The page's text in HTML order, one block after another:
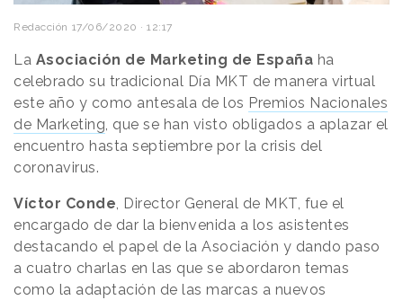
Redacción 17/06/2020 · 12:17
La Asociación de Marketing de España ha
celebrado su tradicional Día MKT de manera virtual
este año y como antesala de los Premios Nacionales
de Marketing, que se han visto obligados a aplazar el
encuentro hasta septiembre por la crisis del
coronavirus.
Víctor Conde, Director General de MKT, fue el
encargado de dar la bienvenida a los asistentes
destacando el papel de la Asociación y dando paso
a cuatro charlas en las que se abordaron temas
como la adaptación de las marcas a nuevos